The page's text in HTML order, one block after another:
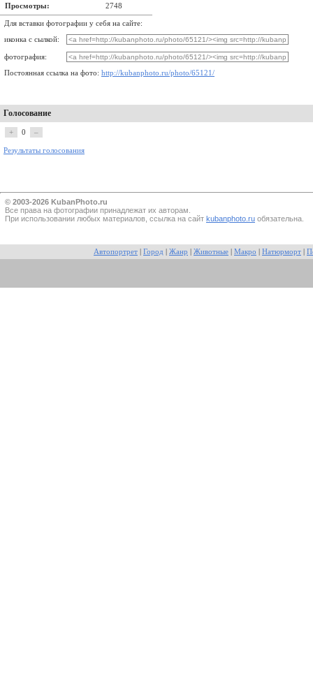
Просмотры: 2748
Для вставки фотографии у себя на сайте:
иконка с сылкой:
фотография:
Постоянная ссылка на фото: http://kubanphoto.ru/photo/65121/
Голосование
+ 0 –
Результаты голосования
© 2003-2026 KubanPhoto.ru
Все прaва на фотографии принадлежат их авторам.
При использовании любых материалов, ссылка на сайт kubanphoto.ru обязательна.
Автопортрет Город Жанр Животные Макро Натюрморт